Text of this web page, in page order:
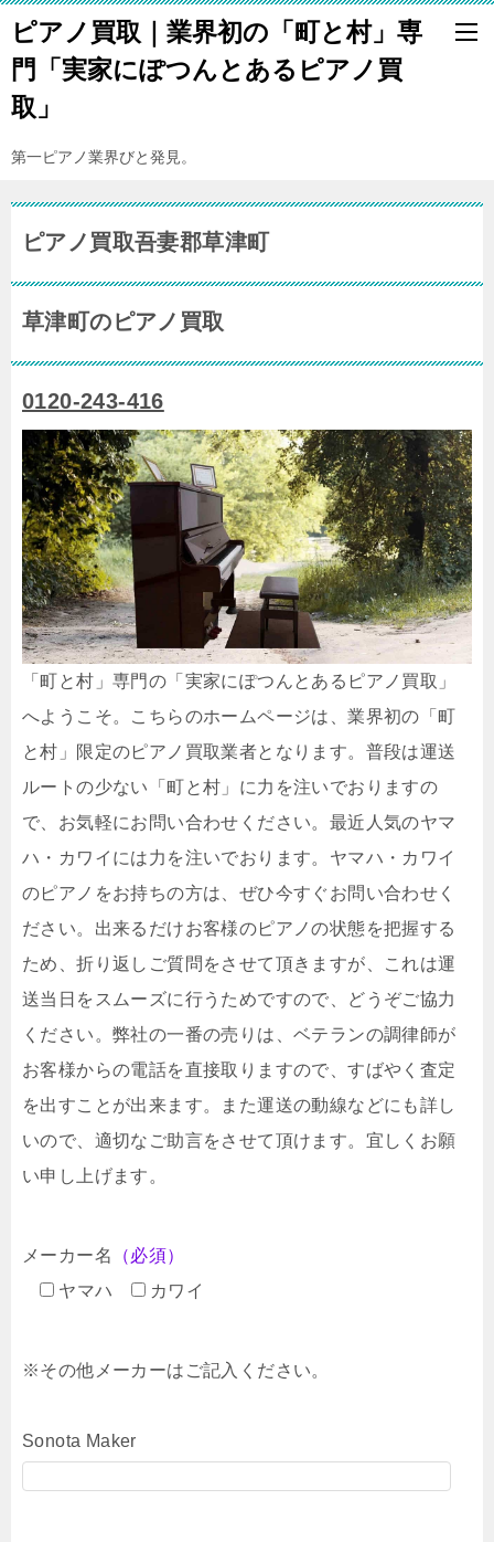
ピアノ買取｜業界初の「町と村」専
門「実家にぽつんとあるピアノ買
取」
第一ピアノ業界びと発見。
ピアノ買取吾妻郡草津町
草津町のピアノ買取
0120-243-416
「町と村」専門の「実家にぽつんとあるピアノ買取」
へようこそ。こちらのホームページは、業界初の「町
と村」限定のピアノ買取業者となります。普段は運送
ルートの少ない「町と村」に力を注いでおりますの
で、お気軽にお問い合わせください。最近人気のヤマ
ハ・カワイには力を注いでおります。ヤマハ・カワイ
のピアノをお持ちの方は、ぜひ今すぐお問い合わせく
ださい。出来るだけお客様のピアノの状態を把握する
ため、折り返しご質問をさせて頂きますが、これは運
送当日をスムーズに行うためですので、どうぞご協力
ください。弊社の一番の売りは、ベテランの調律師が
お客様からの電話を直接取りますので、すばやく査定
を出すことが出来ます。また運送の動線などにも詳し
いので、適切なご助言をさせて頂けます。宜しくお願
い申し上げます。
メーカー名
（必須）
ヤマハ
カワイ
※その他メーカーはご記入ください。
Sonota Maker